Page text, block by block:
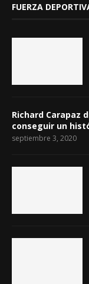
FUERZA
Richard Carapaz
conseguir un
septiembre 3, 2020